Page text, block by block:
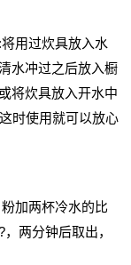
用过炊具放入水
水冲过之后放入橱
将炊具放入开水中
时使用就可以放心
加两杯冷水的比
两分钟后取出，